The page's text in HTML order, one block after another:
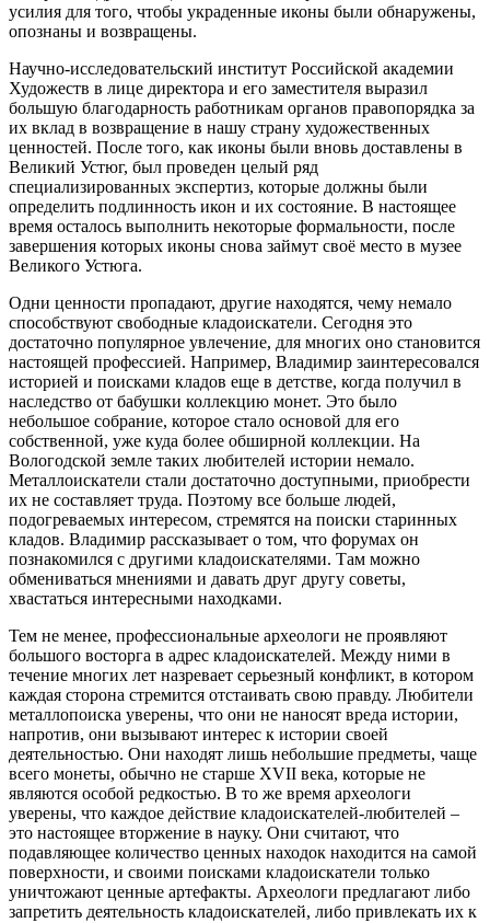
усилия для того, чтобы украденные иконы были обнаружены,
опознаны и возвращены.
Научно-исследовательский институт Российской академии
Художеств в лице директора и его заместителя выразил
большую благодарность работникам органов правопорядка за
их вклад в возвращение в нашу страну художественных
ценностей. После того, как иконы были вновь доставлены в
Великий Устюг, был проведен целый ряд
специализированных экспертиз, которые должны были
определить подлинность икон и их состояние. В настоящее
время осталось выполнить некоторые формальности, после
завершения которых иконы снова займут своё место в музее
Великого Устюга.
Одни ценности пропадают, другие находятся, чему немало
способствуют свободные кладоискатели. Сегодня это
достаточно популярное увлечение, для многих оно становится
настоящей профессией. Например, Владимир заинтересовался
историей и поисками кладов еще в детстве, когда получил в
наследство от бабушки коллекцию монет. Это было
небольшое собрание, которое стало основой для его
собственной, уже куда более обширной коллекции. На
Вологодской земле таких любителей истории немало.
Металлоискатели стали достаточно доступными, приобрести
их не составляет труда. Поэтому все больше людей,
подогреваемых интересом, стремятся на поиски старинных
кладов. Владимир рассказывает о том, что форумах он
познакомился с другими кладоискателями. Там можно
обмениваться мнениями и давать друг другу советы,
хвастаться интересными находками.
Тем не менее, профессиональные археологи не проявляют
большого восторга в адрес кладоискателей. Между ними в
течение многих лет назревает серьезный конфликт, в котором
каждая сторона стремится отстаивать свою правду. Любители
металлопоиска уверены, что они не наносят вреда истории,
напротив, они вызывают интерес к истории своей
деятельностью. Они находят лишь небольшие предметы, чаще
всего монеты, обычно не старше XVII века, которые не
являются особой редкостью. В то же время археологи
уверены, что каждое действие кладоискателей-любителей –
это настоящее вторжение в науку. Они считают, что
подавляющее количество ценных находок находится на самой
поверхности, и своими поисками кладоискатели только
уничтожают ценные артефакты. Археологи предлагают либо
запретить деятельность кладоискателей, либо привлекать их к